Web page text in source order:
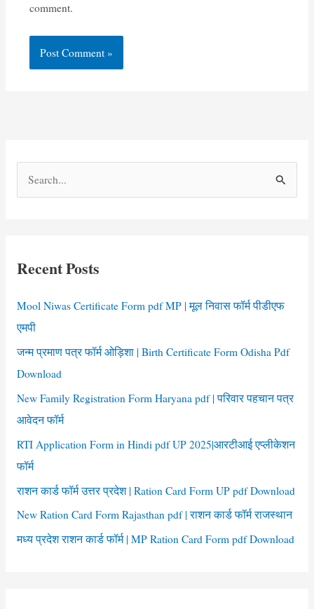
comment.
f
o
:
Recent Posts
Mool Niwas Certificate Form pdf MP | मूल निवास फॉर्म पीडीएफ
एमपी
जन्म प्रमाण पत्र फॉर्म ओड़िशा | Birth Certificate Form Odisha Pdf
Download
New Family Registration Form Haryana pdf | परिवार पहचान पत्र
आवेदन फॉर्म
RTI Application Form in Hindi pdf UP 2025|आरटीआई एप्लीकेशन
फॉर्म
राशन कार्ड फॉर्म उत्तर प्रदेश | Ration Card Form UP pdf Download
New Ration Card Form Rajasthan pdf | राशन कार्ड फॉर्म राजस्थान
मध्य प्रदेश राशन कार्ड फॉर्म | MP Ration Card Form pdf Download